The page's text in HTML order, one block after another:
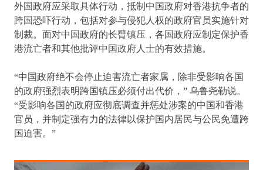
外国政府应采取具体行动，抵制中国政府对香港抗争者的
跨国恐吓行动，包括对参与侵犯人权的政府官员实施针对
制裁。面对中国政府的长臂镇压，各国政府应制定保护香
港流亡者和其他批评中国政府人士的有效措施。
“中国政府绝不会停止迫害流亡者家属，除非受影响各国
的政府强烈表明跨国镇压必须付出代价，” 乌鲁尧勒说。
“受影响各国的政府应彻底调查并惩处涉案的中国和香港
官员，并制定强有力的法律以保护国内居民与公民免遭跨
国迫害。”